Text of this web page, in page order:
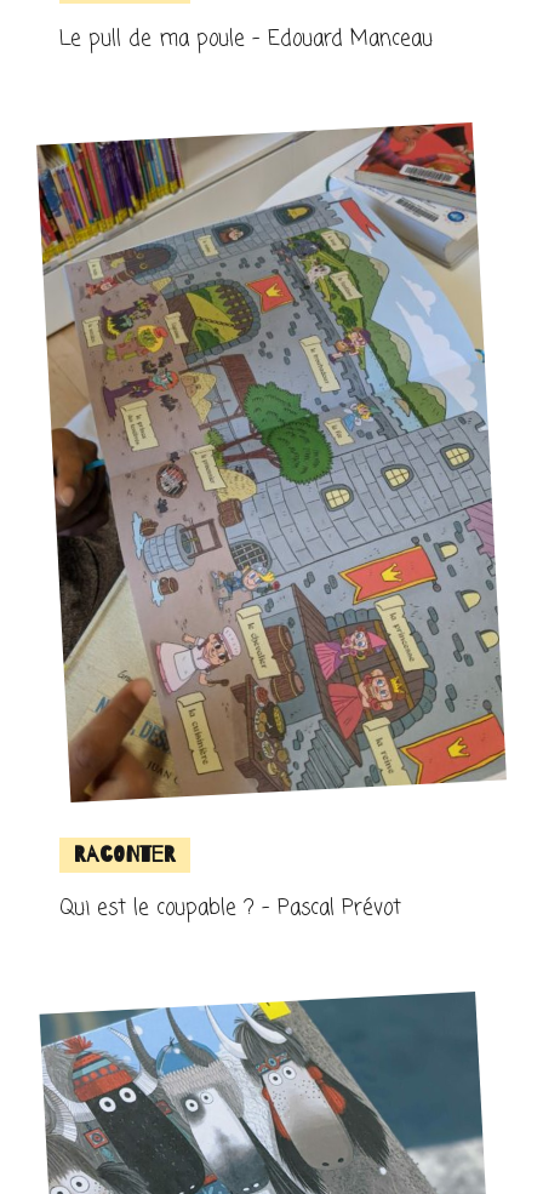
Le pull de ma poule – Edouard Manceau
Raconter
Qui est le coupable ? – Pascal Prévot